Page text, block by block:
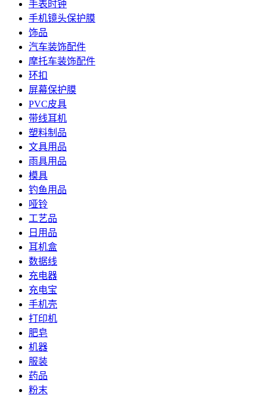
手表时钟
手机镜头保护膜
饰品
汽车装饰配件
摩托车装饰配件
环扣
屏幕保护膜
PVC皮具
带线耳机
塑料制品
文具用品
雨具用品
模具
钓鱼用品
哑铃
工艺品
日用品
耳机盒
数据线
充电器
充电宝
手机壳
打印机
肥皂
机器
服装
药品
粉末